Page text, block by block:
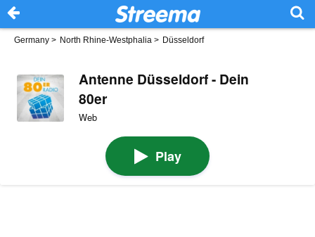
Germany > North Rhine-Westphalia > Düsseldorf
Antenne Düsseldorf - Dein
80er
Web
Play